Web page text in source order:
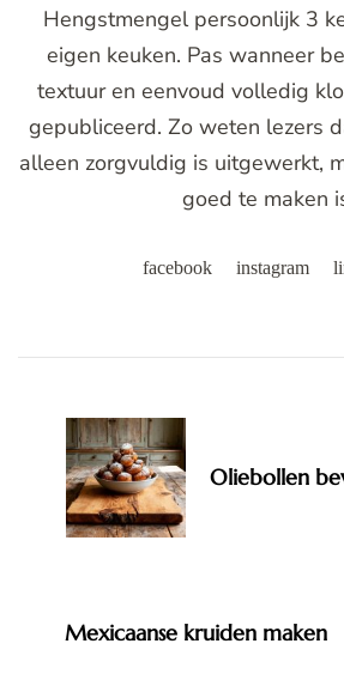
Hengstmengel persoonlijk 3
eigen keuken. Pas wanneer
textuur en eenvoud volledig
gepubliceerd. Zo weten lezers
alleen zorgvuldig is uitgewerkt,
goed te maken
facebook instagram
Navigation
Oliebollen
Mexicaanse kruiden maken